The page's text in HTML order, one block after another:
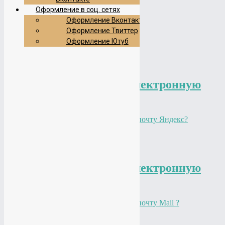
Главная
Блог
FAQ
Почта
Как зарегистрировать электронную
Как зарегистрировать электронную
Оформление в соц. сетях
Оформление Вконтакте
Оформление Твиттер
Оформление Ютуб